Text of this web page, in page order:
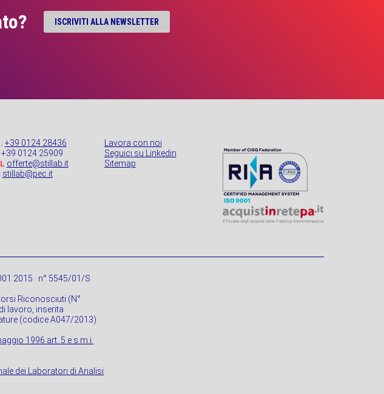
ISCRIVITI ALLA NEWSLETTER
+39 0124 28436
0124 25909
offerte@stillab.it
stillab@pec.it
Lavora con noi
Seguici su Linkedin
Sitemap
· n° 5545/01/S
Riconosciuti (N°
lavoro, inserita
(codice A047/2013)
1996 art. 5 e s.m.i.
dei Laboratori di Analisi